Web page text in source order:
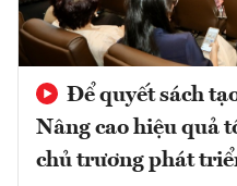
Để quyết sách
Nâng cao hiệu quả
chủ trương phát